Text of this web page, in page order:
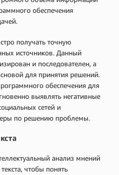
обеспечения
получать точную
источников. Данный
и последователен, а
для принятия решений.
обеспечения для
выявлять негативные
сетей и
по решению проблемы.
анализ мнений
чтобы понять